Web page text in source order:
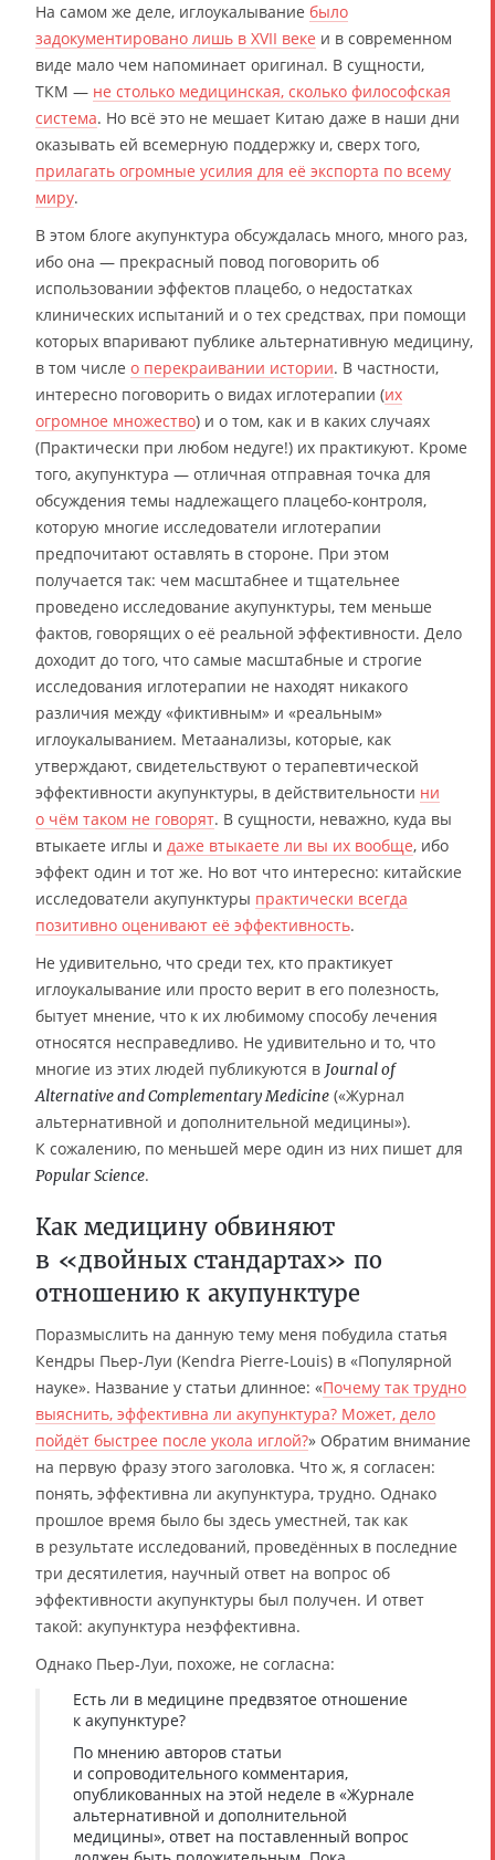
На самом же деле, иглоукалывание было
задокументировано лишь в XVII веке и в современном
виде мало чем напоминает оригинал. В сущности,
ТКМ — не столько медицинская, сколько философская
система. Но всё это не мешает Китаю даже в наши дни
оказывать ей всемерную поддержку и, сверх того,
прилагать огромные усилия для её экспорта по всему
миру.
В этом блоге акупунктура обсуждалась много, много раз,
ибо она — прекрасный повод поговорить об
использовании эффектов плацебо, о недостатках
клинических испытаний и о тех средствах, при помощи
которых впаривают публике альтернативную медицину,
в том числе о перекраивании истории. В частности,
интересно поговорить о видах иглотерапии (их
огромное множество) и о том, как и в каких случаях
(Практически при любом недуге!) их практикуют. Кроме
того, акупунктура — отличная отправная точка для
обсуждения темы надлежащего плацебо-контроля,
которую многие исследователи иглотерапии
предпочитают оставлять в стороне. При этом
получается так: чем масштабнее и тщательнее
проведено исследование акупунктуры, тем меньше
фактов, говорящих о её реальной эффективности. Дело
доходит до того, что самые масштабные и строгие
исследования иглотерапии не находят никакого
различия между «фиктивным» и «реальным»
иглоукалыванием. Метаанализы, которые, как
утверждают, свидетельствуют о терапевтической
эффективности акупунктуры, в действительности ни
о чём таком не говорят. В сущности, неважно, куда вы
втыкаете иглы и даже втыкаете ли вы их вообще, ибо
эффект один и тот же. Но вот что интересно: китайские
исследователи акупунктуры практически всегда
позитивно оценивают её эффективность.
Не удивительно, что среди тех, кто практикует
иглоукалывание или просто верит в его полезность,
бытует мнение, что к их любимому способу лечения
относятся несправедливо. Не удивительно и то, что
многие из этих людей публикуются в Journal of
Alternative and Complementary Medicine («Журнал
альтернативной и дополнительной медицины»).
К сожалению, по меньшей мере один из них пишет для
Popular Science.
Как медицину обвиняют
в «двойных стандартах» по
отношению к акупунктуре
Поразмыслить на данную тему меня побудила статья
Кендры Пьер-Луи (Kendra Pierre-Louis) в «Популярной
науке». Название у статьи длинное: «Почему так трудно
выяснить, эффективна ли акупунктура? Может, дело
пойдёт быстрее после укола иглой?» Обратим внимание
на первую фразу этого заголовка. Что ж, я согласен:
понять, эффективна ли акупунктура, трудно. Однако
прошлое время было бы здесь уместней, так как
в результате исследований, проведённых в последние
три десятилетия, научный ответ на вопрос об
эффективности акупунктуры был получен. И ответ
такой: акупунктура неэффективна.
Однако Пьер-Луи, похоже, не согласна:
Есть ли в медицине предвзятое отношение
к акупунктуре?
По мнению авторов статьи
и сопроводительного комментария,
опубликованных на этой неделе в «Журнале
альтернативной и дополнительной
медицины», ответ на поставленный вопрос